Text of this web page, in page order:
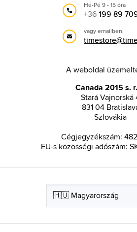
Hé-Pé 9 - 15 óra
+36199 89
vagy emailben:
A weboldal
Canada 2015 s.
Stará Vajnorská
831 04
Szlovákia
Cégjegyzékszám:
EU-s közösségi adószám: